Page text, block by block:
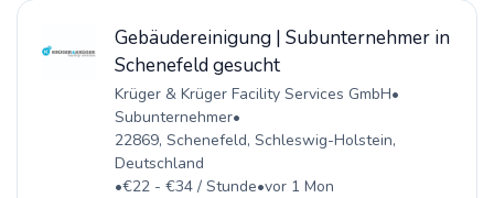
Gebäudereinigung | Subunternehmer in
Schenefeld gesucht
Krüger & Krüger Facility Services GmbH•
Subunternehmer•
22869, Schenefeld, Schleswig-Holstein,
Deutschland
•€22 - €34 / Stunde•vor 1 Mon